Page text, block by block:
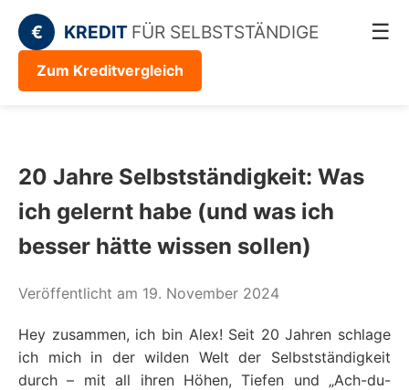
€ KREDIT FÜR SELBSTSTÄNDIGE ☰
Zum Kreditvergleich
20 Jahre Selbstständigkeit: Was
ich gelernt habe (und was ich
besser hätte wissen sollen)
Veröffentlicht am 19. November 2024
Hey zusammen, ich bin Alex! Seit 20 Jahren schlage
ich mich in der wilden Welt der Selbstständigkeit
durch – mit all ihren Höhen, Tiefen und „Ach-du-